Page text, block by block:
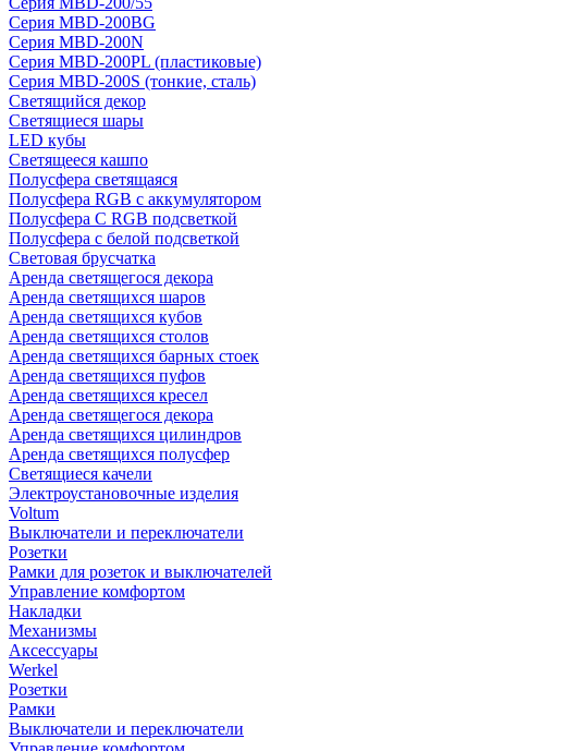
Серия MBD-200BG
Серия MBD-200N
Серия MBD-200PL (пластиковые)
Серия MBD-200S (тонкие, сталь)
Светящийся декор
Светящиеся шары
LED кубы
Светящееся кашпо
Полусфера светящаяся
Полусфера RGB с аккумулятором
Полусфера С RGB подсветкой
Полусфера с белой подсветкой
Световая брусчатка
Аренда светящегося декора
Аренда светящихся шаров
Аренда светящихся кубов
Аренда светящихся столов
Аренда светящихся барных стоек
Аренда светящихся пуфов
Аренда светящихся кресел
Аренда светящегося декора
Аренда светящихся цилиндров
Аренда светящихся полусфер
Светящиеся качели
Электроустановочные изделия
Voltum
Выключатели и переключатели
Розетки
Рамки для розеток и выключателей
Управление комфортом
Накладки
Механизмы
Аксессуары
Werkel
Розетки
Рамки
Выключатели и переключатели